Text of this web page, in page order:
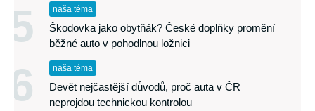
5 naša téma
Škodovka jako obytňák? České doplňky promění
běžné auto v pohodlnou ložnici
6 naša téma
Devět nejčastější důvodů, proč auta v ČR
neprojdou technickou kontrolou